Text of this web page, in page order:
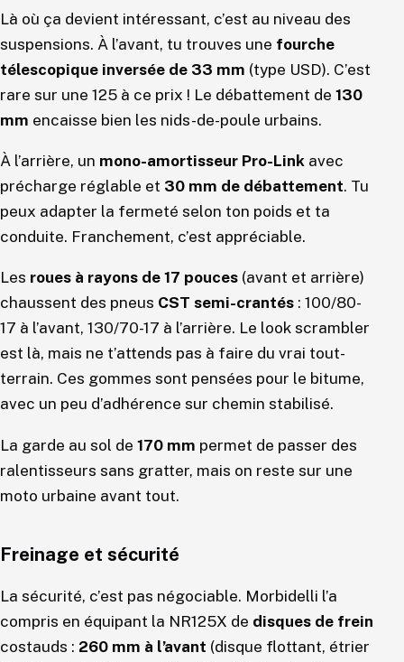
Là où ça devient intéressant, c’est au niveau des
suspensions. À l’avant, tu trouves une fourche
télescopique inversée de 33 mm (type USD). C’est
rare sur une 125 à ce prix ! Le débattement de 130
mm encaisse bien les nids-de-poule urbains.
À l’arrière, un mono-amortisseur Pro-Link avec
précharge réglable et 30 mm de débattement. Tu
peux adapter la fermeté selon ton poids et ta
conduite. Franchement, c’est appréciable.
Les roues à rayons de 17 pouces (avant et arrière)
chaussent des pneus CST semi-crantés : 100/80-
17 à l’avant, 130/70-17 à l’arrière. Le look scrambler
est là, mais ne t’attends pas à faire du vrai tout-
terrain. Ces gommes sont pensées pour le bitume,
avec un peu d’adhérence sur chemin stabilisé.
La garde au sol de 170 mm permet de passer des
ralentisseurs sans gratter, mais on reste sur une
moto urbaine avant tout.
Freinage et sécurité
La sécurité, c’est pas négociable. Morbidelli l’a
compris en équipant la NR125X de disques de frein
costauds : 260 mm à l’avant (disque flottant, étrier